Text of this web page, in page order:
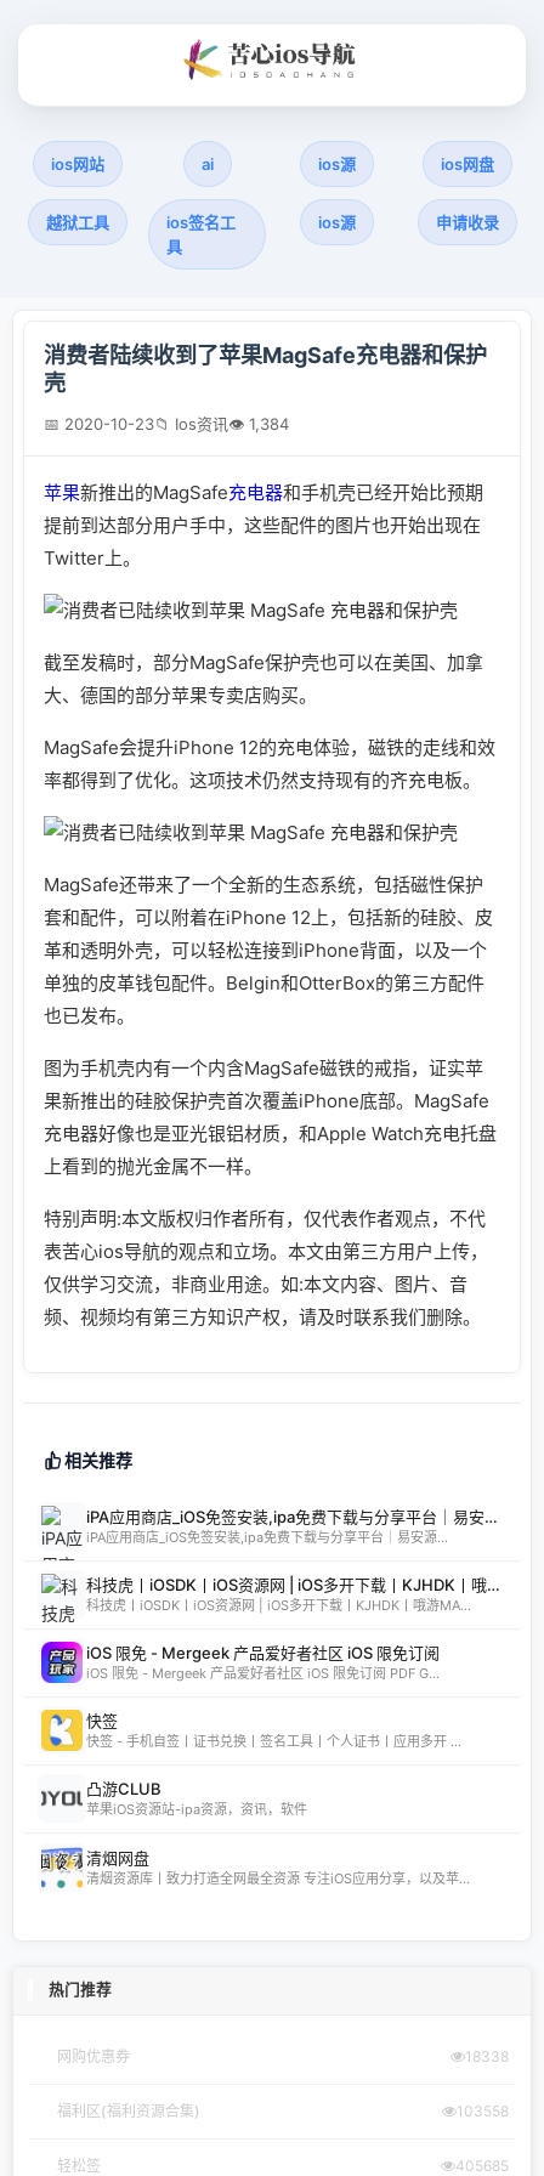
ios网站 ai ios源 ios网盘
越狱工具
ios签名工
具
ios源 申请收录
消费者陆续收到了苹果MagSafe充电器和保护
壳
📅 2020-10-23📁 Ios资讯👁 1,384
苹果新推出的MagSafe充电器和手机壳已经开始比预期
提前到达部分用户手中，这些配件的图片也开始出现在
Twitter上。
截至发稿时，部分MagSafe保护壳也可以在美国、加拿
大、德国的部分苹果专卖店购买。
MagSafe会提升iPhone 12的充电体验，磁铁的走线和效
率都得到了优化。这项技术仍然支持现有的齐充电板。
MagSafe还带来了一个全新的生态系统，包括磁性保护
套和配件，可以附着在iPhone 12上，包括新的硅胶、皮
革和透明外壳，可以轻松连接到iPhone背面，以及一个
单独的皮革钱包配件。Belgin和OtterBox的第三方配件
也已发布。
图为手机壳内有一个内含MagSafe磁铁的戒指，证实苹
果新推出的硅胶保护壳首次覆盖iPhone底部。MagSafe
充电器好像也是亚光银铝材质，和Apple Watch充电托盘
上看到的抛光金属不一样。
特别声明:本文版权归作者所有，仅代表作者观点，不代
表苦心ios导航的观点和立场。本文由第三方用户上传，
仅供学习交流，非商业用途。如:本文内容、图片、音
频、视频均有第三方知识产权，请及时联系我们删除。
相关推荐
iPA应用商店_iOS免签安装,ipa免费下载与分享平台｜易安源&酷卡软件
iPA应用商店_iOS免签安装,ipa免费下载与分享平台｜易安源...
科技虎丨iOSDK丨iOS资源网 | iOS多开下载丨KJHDK丨哦游MAX丨iPA商店丨凸游 | iPA软件免费砸壳下载丨iOSiPA丨苹果多开丨全网最优秀的iPA资源下载网站
科技虎丨iOSDK丨iOS资源网 | iOS多开下载丨KJHDK丨哦游MA...
iOS 限免 - Mergeek 产品爱好者社区 iOS 限免订阅
iOS 限免 - Mergeek 产品爱好者社区 iOS 限免订阅 PDF G...
快签
快签 - 手机自签丨证书兑换丨签名工具丨个人证书丨应用多开 ...
凸游CLUB
苹果iOS资源站-ipa资源，资讯，软件
清烟网盘
清烟资源库丨致力打造全网最全资源 专注iOS应用分享，以及苹...
热门推荐
网购优惠券 18338
福利区(福利资源合集) 103558
轻松签 405685